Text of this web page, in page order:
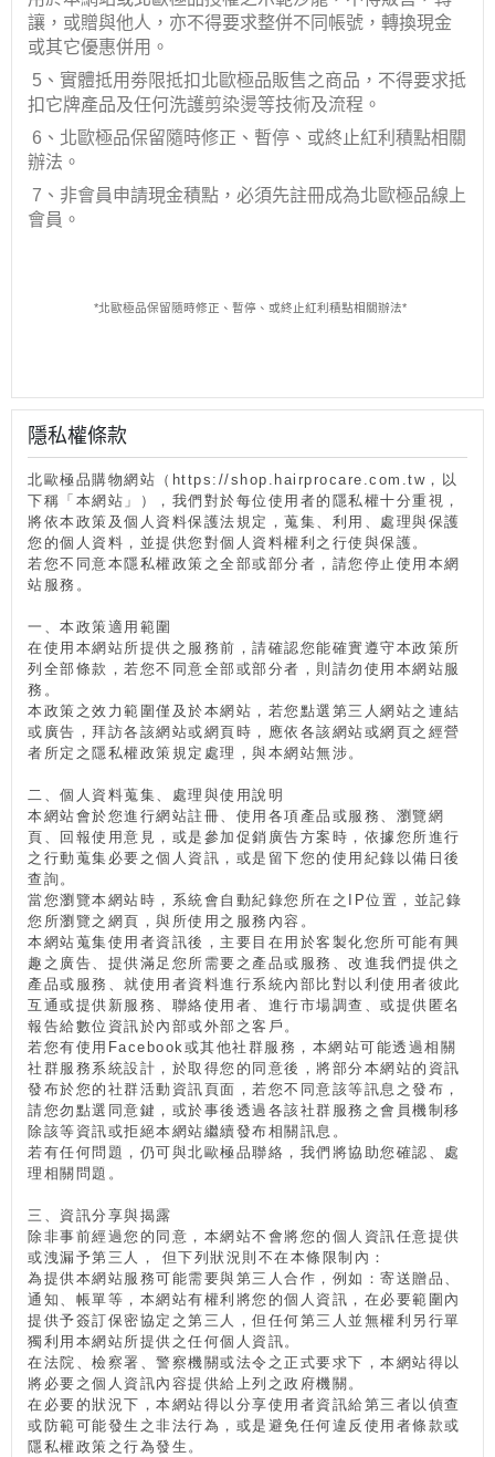
讓，或贈與他人，亦不得要求整併不同帳號，轉換現金
或其它優惠併用。
5 、實體抵用劵限抵扣北歐極品販售之商品，不得要求抵
扣它牌產品及任何洗護剪染燙等技術及流程。
6 、北歐極品保留隨時修正、暫停、或終止紅利積點相關
辦法。
7 、非會員申請現金積點，必須先註冊成為北歐極品線上
會員。
*北歐極品保留隨時修正、暫停、或終止紅利積點相關辦法*
隱私權條款
北歐極品購物網站（https://shop.hairprocare.com.tw，以
下稱「本網站」），我們對於每位使用者的隱私權十分重視，
將依本政策及個人資料保護法規定，蒐集、利用、處理與保護
您的個人資料，並提供您對個人資料權利之行使與保護。
若您不同意本隱私權政策之全部或部分者，請您停止使用本網
站服務。
一、本政策適用範圍
在使用本網站所提供之服務前，請確認您能確實遵守本政策所
列全部條款，若您不同意全部或部分者，則請勿使用本網站服
務。
本政策之效力範圍僅及於本網站，若您點選第三人網站之連結
或廣告，拜訪各該網站或網頁時，應依各該網站或網頁之經營
者所定之隱私權政策規定處理，與本網站無涉。
二、個人資料蒐集、處理與使用說明
本網站會於您進行網站註冊、使用各項產品或服務、瀏覽網
頁、回報使用意見，或是參加促銷廣告方案時，依據您所進行
之行動蒐集必要之個人資訊，或是留下您的使用紀錄以備日後
查詢。
當您瀏覽本網站時，系統會自動紀錄您所在之IP位置，並記錄
您所瀏覽之網頁，與所使用之服務內容。
本網站蒐集使用者資訊後，主要目在用於客製化您所可能有興
趣之廣告、提供滿足您所需要之產品或服務、改進我們提供之
產品或服務、就使用者資料進行系統內部比對以利使用者彼此
互通或提供新服務、聯絡使用者、進行市場調查、或提供匿名
報告給數位資訊於內部或外部之客戶。
若您有使用Facebook或其他社群服務，本網站可能透過相關
社群服務系統設計，於取得您的同意後，將部分本網站的資訊
發布於您的社群活動資訊頁面，若您不同意該等訊息之發布，
請您勿點選同意鍵，或於事後透過各該社群服務之會員機制移
除該等資訊或拒絕本網站繼續發布相關訊息。
若有任何問題，仍可與北歐極品聯絡，我們將協助您確認、處
理相關問題。
三、資訊分享與揭露
除非事前經過您的同意，本網站不會將您的個人資訊任意提供
或洩漏予第三人， 但下列狀況則不在本條限制內：
為提供本網站服務可能需要與第三人合作，例如：寄送贈品、
通知、帳單等，本網站有權利將您的個人資訊，在必要範圍內
提供予簽訂保密協定之第三人，但任何第三人並無權利另行單
獨利用本網站所提供之任何個人資訊。
在法院、檢察署、警察機關或法令之正式要求下，本網站得以
將必要之個人資訊內容提供給上列之政府機關。
在必要的狀況下，本網站得以分享使用者資訊給第三者以偵查
或防範可能發生之非法行為，或是避免任何違反使用者條款或
隱私權政策之行為發生。